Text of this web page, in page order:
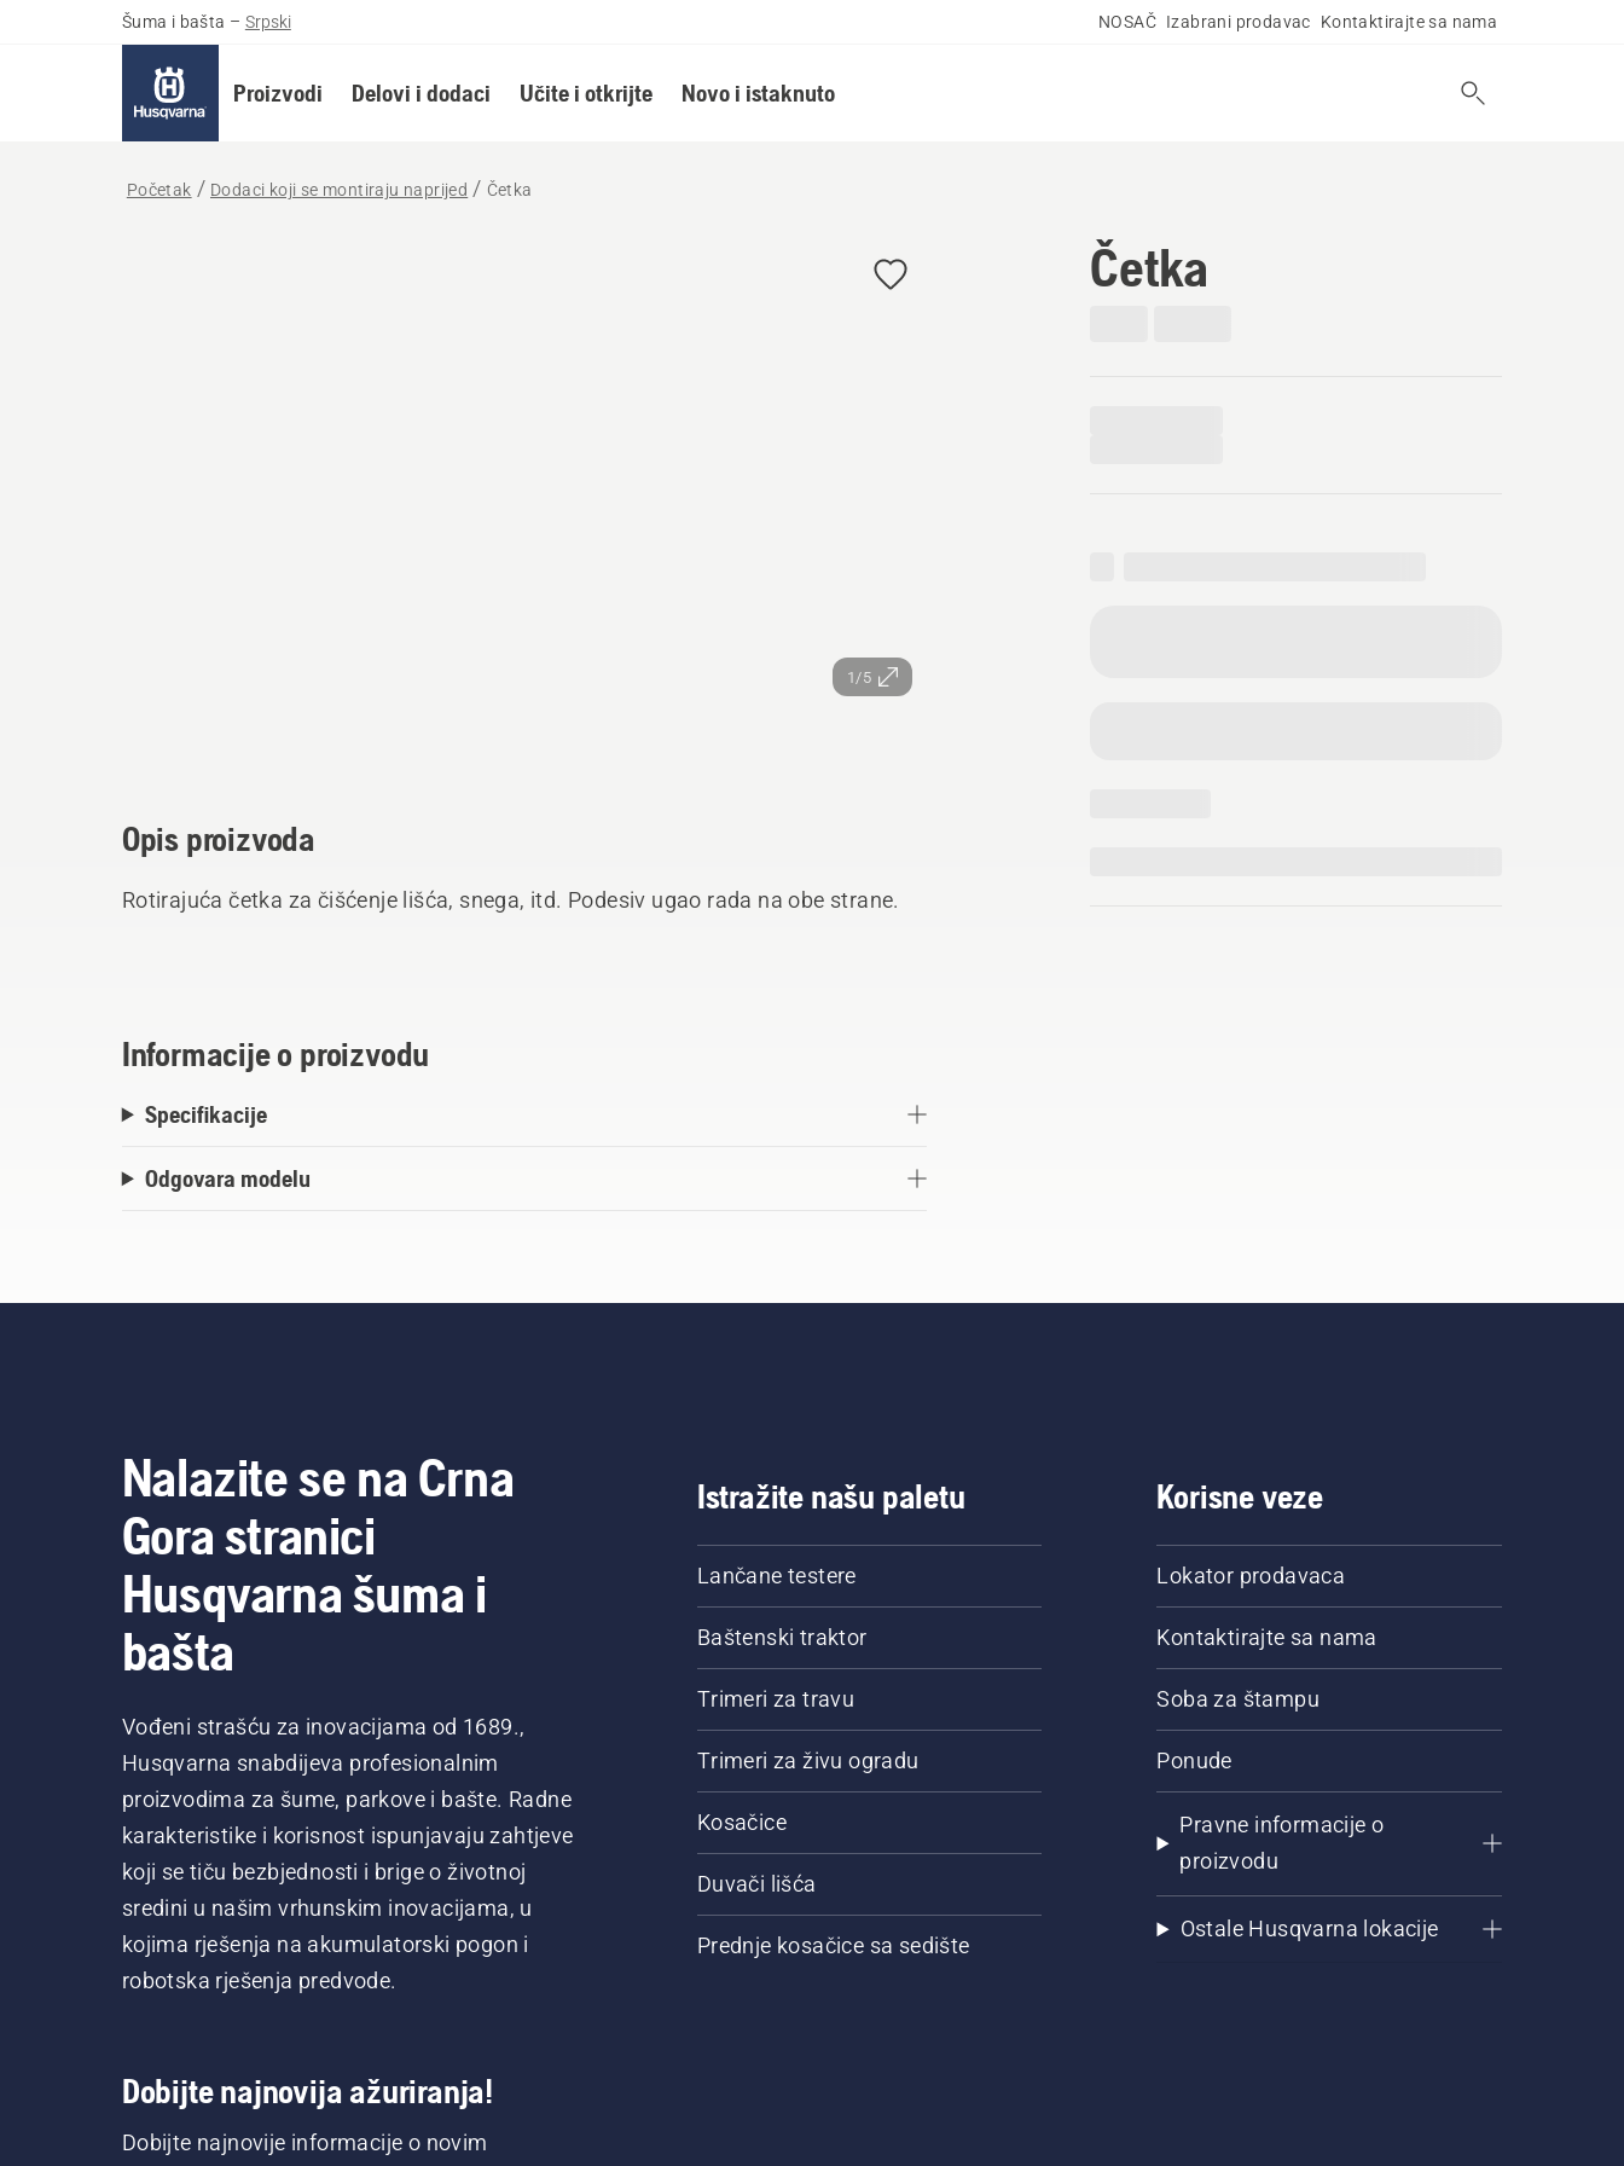
Šuma i bašta – Srpski NOSAČ Izabrani prodavac Kontaktirajte sa nama
Proizvodi Delovi i dodaci Učite i otkrijte Novo i istaknuto
Početak Dodaci koji se montiraju naprijed Četka
1/5
Četka
Opis proizvoda
Rotirajuća četka za čišćenje lišća, snega, itd. Podesiv ugao rada na obe strane.
Informacije o proizvodu
Specifikacije
Odgovara modelu
Nalazite se na Crna
Gora stranici
Husqvarna šuma i
bašta
Vođeni strašću za inovacijama od 1689.,
Husqvarna snabdijeva profesionalnim
proizvodima za šume, parkove i bašte. Radne
karakteristike i korisnost ispunjavaju zahtjeve
koji se tiču bezbjednosti i brige o životnoj
sredini u našim vrhunskim inovacijama, u
kojima rješenja na akumulatorski pogon i
robotska rješenja predvode.
Dobijte najnovija ažuriranja!
Dobijte najnovije informacije o novim
Istražite našu paletu
Lančane testere
Baštenski traktor
Trimeri za travu
Trimeri za živu ogradu
Kosačice
Duvači lišća
Prednje kosačice sa sedište
Korisne veze
Lokator prodavaca
Kontaktirajte sa nama
Soba za štampu
Ponude
Pravne informacije o
proizvodu
Ostale Husqvarna lokacije